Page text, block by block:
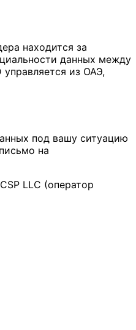
находится за
данных между
из ОАЭ,
под вашу ситуацию
на
LLC (оператор